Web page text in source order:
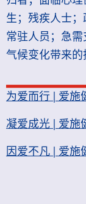
生；残疾人士
常驻人员；急
气候变化带来的
为爱而行 | 爱施
凝爱成光 | 爱施
因爱不凡 | 爱施